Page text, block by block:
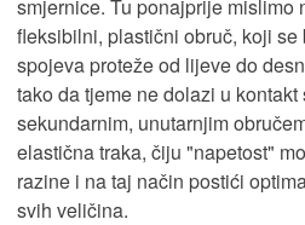
smjernice. Tu ponajprije mislimo
fleksibilni, plastični obruč, koji
spojeva proteže od lijeve do
tako da tjeme ne dolazi u kontakt
sekundarnim, unutarnjim
elastična traka, čiju "napetost"
razine i na taj način postići
svih veličina.